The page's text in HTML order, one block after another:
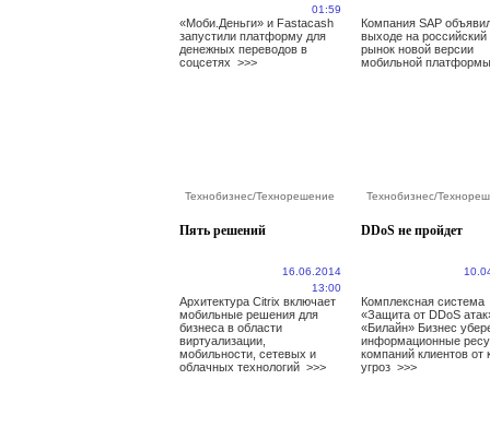
01:59
«Моби.Деньги» и Fastacash
запустили платформу для
денежных переводов в
соцсетях >>>
Компания SAP
выходе на российский
рынок новой версии
мобильной
Технобизнес/Технорешение
Пять решений
16.06.2014
13:00
Архитектура Citrix включает
мобильные решения для
бизнеса в области
виртуализации,
мобильности, сетевых и
облачных технологий >>>
Технобизнес/
DDoS не пройдет
Комплексная система
«Защита от DDoS
«Билайн» Бизнес
информационные
компаний клиентов от
угроз >>>